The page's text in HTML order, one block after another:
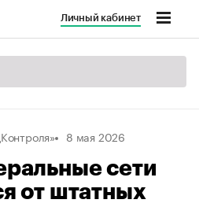
Личный кабинет
8 мая 2026
сети
от штатных